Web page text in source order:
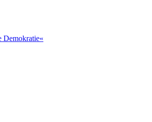
Demokratie«